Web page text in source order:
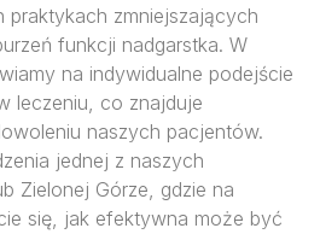
praktykach zmniejszających
funkcji nadgarstka. W
na indywidualne podejście
leczeniu, co znajduje
naszych pacjentów.
jednej z naszych
Zielonej Górze, gdzie na
się, jak efektywna może być